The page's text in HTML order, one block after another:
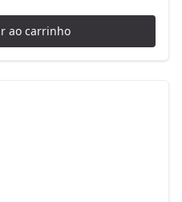
ao carrinho